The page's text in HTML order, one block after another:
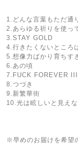
1.どんな⾔葉もただ通
2.あらゆる祈りを使っ
3.STAY GOLD
4.⾏きたくないところ
5.想像⼒ばかり育ちす
6.あの頃
7.FUCK FOREVER III
8.つづき
9.新繁華街
10.光は眩しいと⾒え
※早めのお届けを希望